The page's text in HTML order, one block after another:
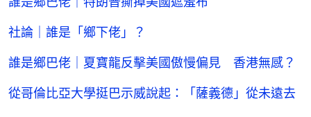
社論｜誰是「鄉下佬」？
誰是鄉巴佬｜夏寶龍反擊美國傲慢偏見 香港無感？
從哥倫比亞大學挺巴示威說起：「薩義德」從未遠去